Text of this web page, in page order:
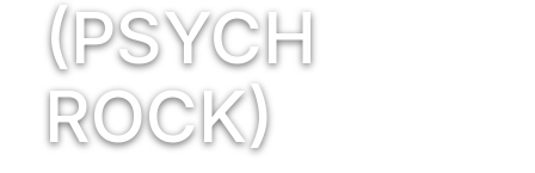
(PSYCH
ROCK)